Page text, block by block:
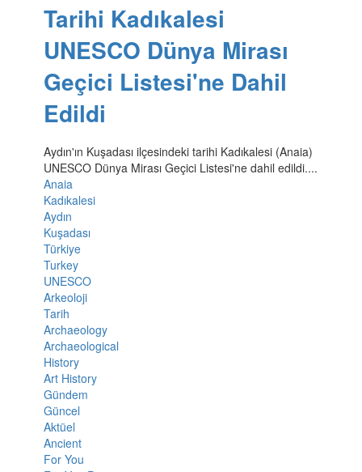
Tarihi Kadıkalesi
UNESCO Dünya Mirası
Geçici Listesi'ne Dahil
Edildi
Aydın'ın Kuşadası ilçesindeki tarihi Kadıkalesi (Anaia)
UNESCO Dünya Mirası Geçici Listesi'ne dahil edildi....
Anaia
Kadıkalesi
Aydın
Kuşadası
Türkiye
Turkey
UNESCO
Arkeoloji
Tarih
Archaeology
Archaeological
History
Art History
Gündem
Güncel
Aktüel
Ancient
For You